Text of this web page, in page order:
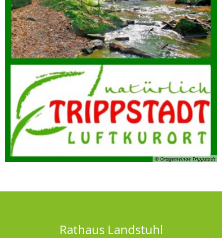
© Ortsgemeinde Trippstadt
Rathaus Landstuhl